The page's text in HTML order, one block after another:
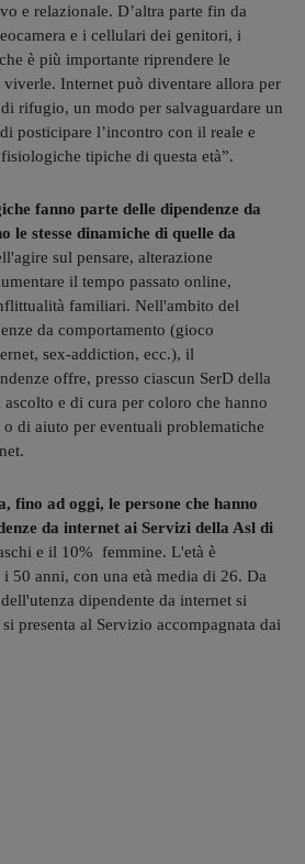
e relazionale. D’altra parte fin da
e i cellulari dei genitori, i
è più importante riprendere le
viverle. Internet può diventare allora per
rifugio, un modo per salvaguardare un
posticipare l’incontro con il reale e
tipiche di questa età”.
fanno parte delle dipendenze da
le stesse dinamiche di quelle da
sul pensare, alterazione
il tempo passato online,
familiari. Nell'ambito del
da comportamento (gioco
sex-addiction, ecc.), il
offre, presso ciascun SerD della
e di cura per coloro che hanno
di aiuto per eventuali problematiche
fino ad oggi, le persone che hanno
da internet ai Servizi della Asl di
e il 10% femmine. L'età è
50 anni, con una età media di 26. Da
dipendente da internet si
presenta al Servizio accompagnata dai